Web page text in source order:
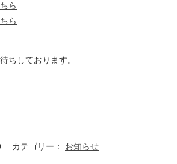
ら
ら
ちしております。
カテゴリー： お知らせ